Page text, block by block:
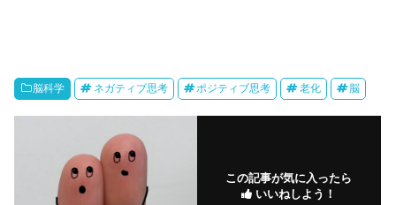
脳科学 ネガティブ思考 ポジティブ思考 老化 脳
この記事が気に入ったら
いいねしよう！